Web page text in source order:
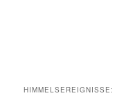
HIMMELSEREIGNISSE: